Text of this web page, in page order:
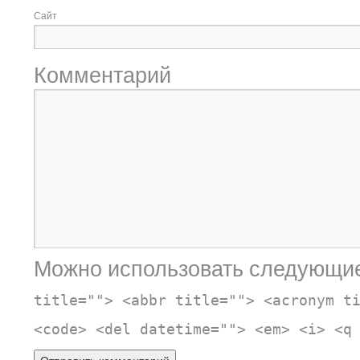
Сайт
Комментарий
Можно использовать
title=""> <abbr title=""> <acronym
<code> <del datetime=""> <em> <i>